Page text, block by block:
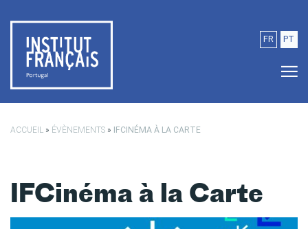
FR PT
ACCUEIL » ÉVÈNEMENTS » IFCINÉMA À LA CARTE
IFCinéma à la Carte